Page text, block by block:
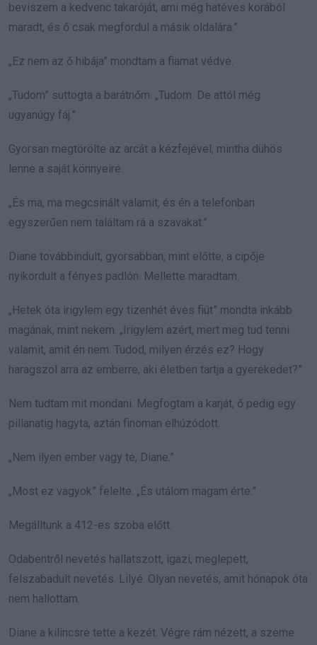
beviszem a kedvenc takaróját, ami még hatéves korából
maradt, és ő csak megfordul a másik oldalára.”
„Ez nem az ő hibája” mondtam a fiamat védve.
„Tudom” suttogta a barátnőm. „Tudom. De attól még
ugyanúgy fáj.”
Gyorsan megtörölte az arcát a kézfejével, mintha dühös
lenne a saját könnyeire.
„És ma, ma megcsinált valamit, és én a telefonban
egyszerűen nem találtam rá a szavakat.”
Diane továbbindult, gyorsabban, mint előtte, a cipője
nyikordult a fényes padlón. Mellette maradtam.
„Hetek óta irigylem egy tizenhét éves fiút” mondta inkább
magának, mint nekem. „Irigylem azért, mert meg tud tenni
valamit, amit én nem. Tudod, milyen érzés ez? Hogy
haragszol arra az emberre, aki életben tartja a gyerekedet?”
Nem tudtam mit mondani. Megfogtam a karját, ő pedig egy
pillanatig hagyta, aztán finoman elhúzódott.
„Nem ilyen ember vagy te, Diane.”
„Most ez vagyok” felelte. „És utálom magam érte.”
Megálltunk a 412-es szoba előtt.
Odabentről nevetés hallatszott, igazi, meglepett,
felszabadult nevetés. Lilyé. Olyan nevetés, amit hónapok óta
nem hallottam.
Diane a kilincsre tette a kezét. Végre rám nézett, a szeme